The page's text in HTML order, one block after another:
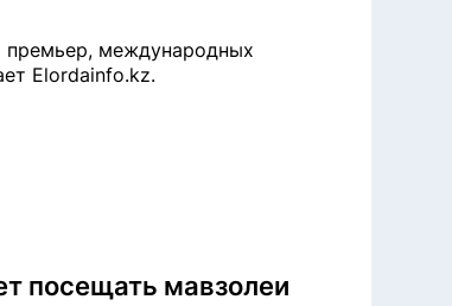
премьер, международных
Elordainfo.kz.
посещать мавзолеи